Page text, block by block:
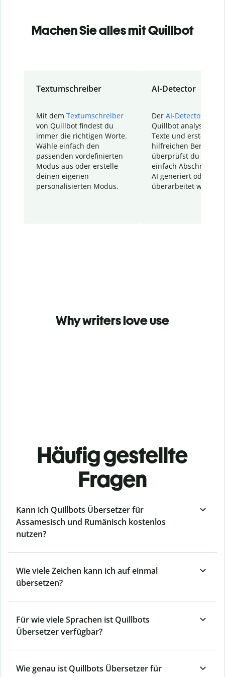
Machen Sie alles mit Quillbot
Textumschreiber
Mit dem Textumschreiber
von Quillbot findest du
immer die richtigen Worte.
Wähle einfach den
passenden vordefinierten
Modus aus oder erstelle
deinen eigenen
personalisierten Modus.
AI-Detector
Der AI-Detector
Quillbot analysiert
Texte und erstellt
hilfreichen Bericht.
überprüfst du
einfach Abschnitte,
AI generiert oder
überarbeitet wurden.
Why writers love use
Häufig gestellte
Fragen
Kann ich Quillbots Übersetzer für
Assamesisch und Rumänisch kostenlos
nutzen?
Wie viele Zeichen kann ich auf einmal
übersetzen?
Für wie viele Sprachen ist Quillbots
Übersetzer verfügbar?
Wie genau ist Quillbots Übersetzer für